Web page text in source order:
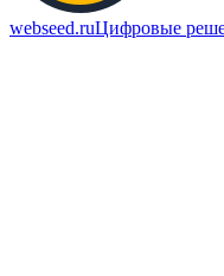
webseed.ruЦифровые